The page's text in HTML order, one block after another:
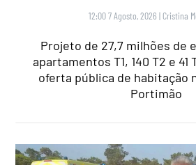
12:00 7 Agosto, 2026 | Cristina
Projeto de 27,7 milhões de
apartamentos T1, 140 T2 e 41
oferta pública de habitação
Portimão